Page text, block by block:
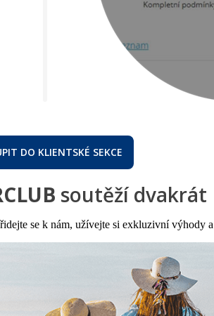
DO KLIENTSKÉ SEKCE
soutěží dvakrát
se k nám, užívejte si exkluzivní výhody a